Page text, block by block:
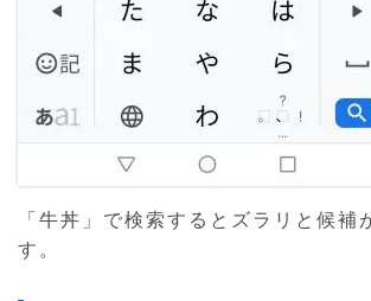
「牛丼」で検索するとズラリと候補
す。